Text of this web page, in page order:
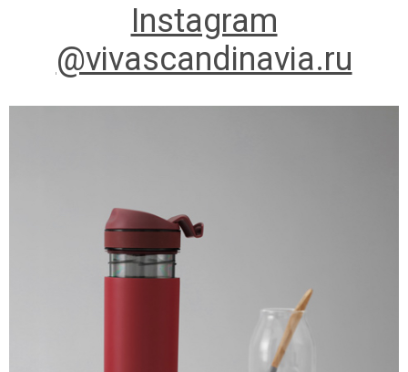
Instagram
@vivascandinavia.ru